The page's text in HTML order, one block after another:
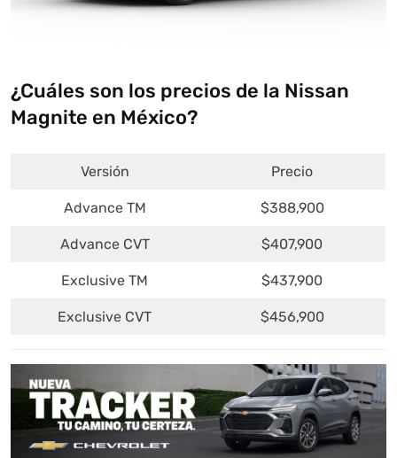
¿Cuáles son los precios de la Nissan
Magnite en México?
Versión Precio
Advance TM $388,900
Advance CVT $407,900
Exclusive TM $437,900
Exclusive CVT $456,900